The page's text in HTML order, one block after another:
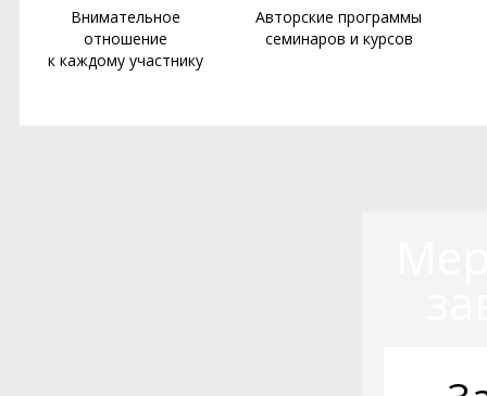
Внимательное
отношение
к каждому участнику
Авторские программы
семинаров и курсов